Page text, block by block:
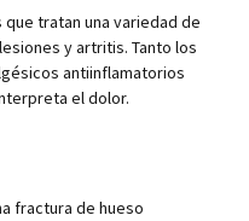
tratan una variedad de
y artritis. Tanto los
antiinflamatorios
el dolor.
fractura de hueso